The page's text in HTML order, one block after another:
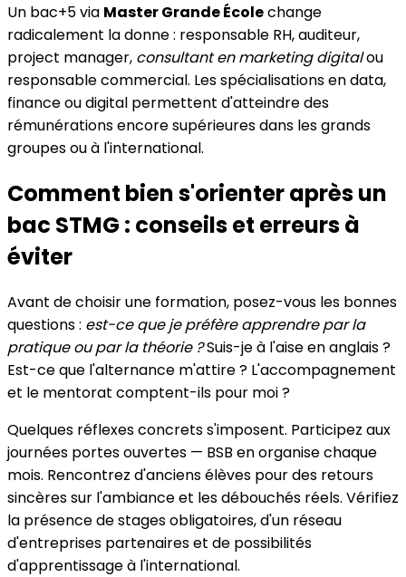
Un bac+5 via Master Grande Écolechange
radicalement la donne : responsable RH, auditeur,
project manager, consultant en marketing digitalou
responsable commercial. Les spécialisations en data,
finance ou digital permettent d'atteindre des
rémunérations encore supérieures dans les grands
groupes ou à l'international.
Comment bien s'orienter après un
bac STMG : conseils et erreurs à
éviter
Avant de choisir une formation, posez-vous les bonnes
questions : est-ce que je préfère apprendre par la
pratique ou par la théorie ?Suis-je à l'aise en anglais ?
Est-ce que l'alternance m'attire ? L'accompagnement
et le mentorat comptent-ils pour moi ?
Quelques réflexes concrets s'imposent. Participez aux
journées portes ouvertes — BSB en organise chaque
mois. Rencontrez d'anciens élèves pour des retours
sincères sur l'ambiance et les débouchés réels. Vérifiez
la présence de stages obligatoires, d'un réseau
d'entreprises partenaires et de possibilités
d'apprentissage à l'international.